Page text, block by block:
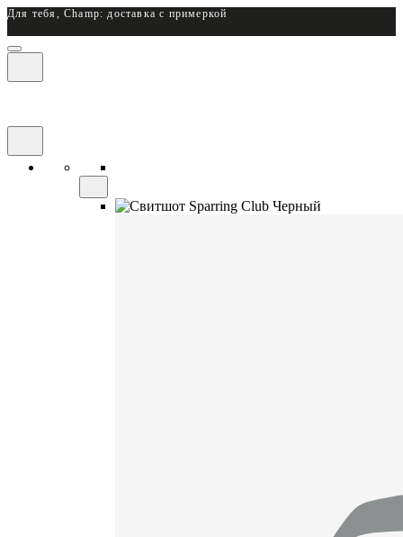
Для тебя, Champ: доставка с примеркой